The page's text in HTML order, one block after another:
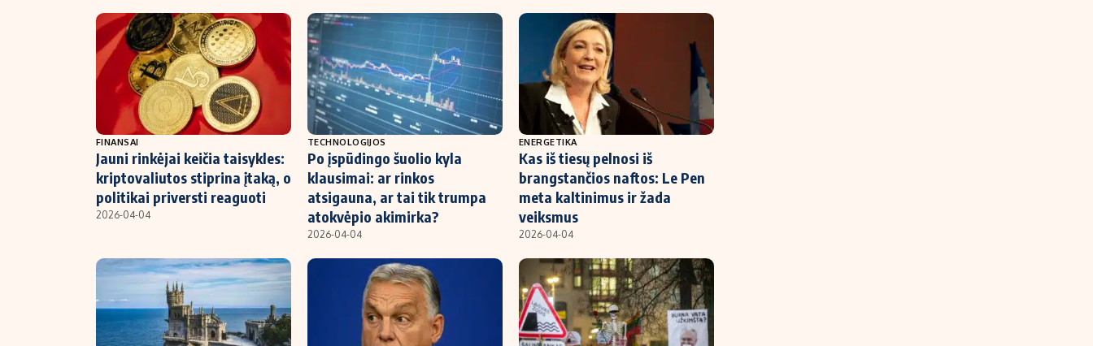
FINANSAI
Jauni rinkėjai keičia taisykles:
kriptovaliutos stiprina įtaką, o
politikai priversti reaguoti
2026-04-04
TECHNOLOGIJOS
Po įspūdingo šuolio kyla
klausimai: ar rinkos
atsigauna, ar tai tik trumpa
atokvėpio akimirka?
2026-04-04
ENERGETIKA
Kas iš tiesų pelnosi iš
brangstančios naftos: Le Pen
meta kaltinimus ir žada
veiksmus
2026-04-04